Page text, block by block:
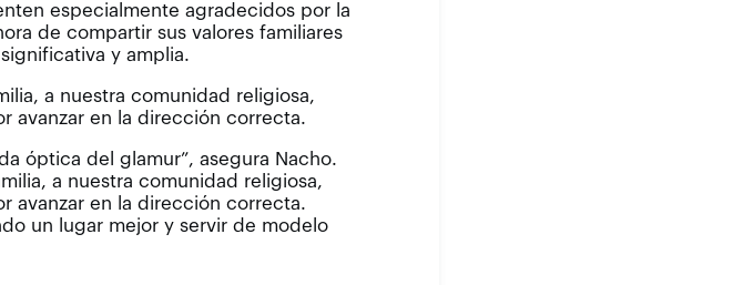
especialmente agradecidos por la
de compartir sus valores familiares
y amplia.
a nuestra comunidad religiosa,
avanzar en la dirección correcta.
óptica del glamur”, asegura Nacho.
a nuestra comunidad religiosa,
avanzar en la dirección correcta.
un lugar mejor y servir de modelo